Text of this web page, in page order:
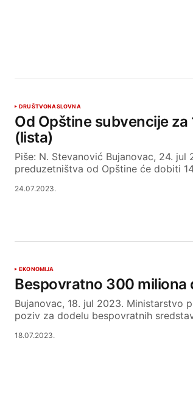
DRUŠTVONASLOVNA
Od Opštine subvencije
(lista)
Piše: N. Stevanović Bujanovac, 24.
preduzetništva od Opštine će dobiti
24.07.2023.
EKONOMIJA
Bespovratno 300 miliona
Bujanovac, 18. jul 2023. Ministarstvo
poziv za dodelu bespovratnih
18.07.2023.